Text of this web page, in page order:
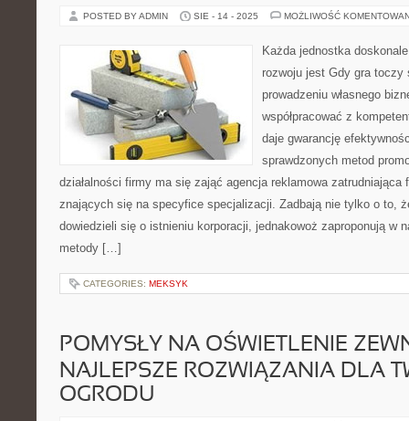
POSTED BY ADMIN SIE - 14 - 2025 MOŻLIWOŚĆ
Każda jednostka
rozwoju jest Gdy gra toczy
prowadzeniu własnego
współpracować z
daje gwarancję
sprawdzonych metod
działalności firmy ma się zająć agencja reklamowa zatrudniająca
znających się na specyfice specjalizacji. Zadbają nie tylko o to,
dowiedzieli się o istnieniu korporacji, jednakowoż zaproponują w
metody […]
CATEGORIES: MEKSYK
POMYSŁY NA OŚWIETLENIE
NAJLEPSZE ROZWIĄZANIA DLA
OGRODU